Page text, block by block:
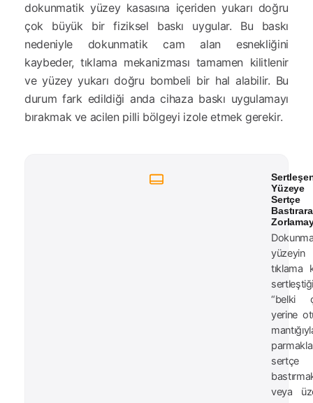
dokunmatik yüzey kasasına içeriden yukarı doğru
çok büyük bir fiziksel baskı uygular. Bu baskı
nedeniyle dokunmatik cam alan esnekliğini
kaybeder, tıklama mekanizması tamamen kilitlenir
ve yüzey yukarı doğru bombeli bir hal alabilir. Bu
durum fark edildiği anda cihaza baskı uygulamayı
bırakmak ve acilen pilli bölgeyi izole etmek gerekir.
Yüzeye
Sertçe
yüzeyin
tıklama
“belki
yerine
parmakla
sertçe
veya